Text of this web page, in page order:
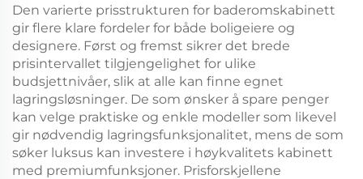
Den varierte prisstrukturen for baderomskabinett
gir flere klare fordeler for både boligeiere og
designere. Først og fremst sikrer det brede
prisintervallet tilgjengelighet for ulike
budsjettnivåer, slik at alle kan finne egnet
lagringsløsninger. De som ønsker å spare penger
kan velge praktiske og enkle modeller som likevel
gir nødvendig lagringsfunksjonalitet, mens de som
søker luksus kan investere i høykvalitets kabinett
med premiumfunksjoner. Prisforskjellene